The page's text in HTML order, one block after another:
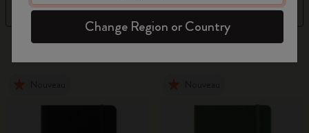
Filtre Prix décroissant
884 Produits
Créer un compte!
Change Region or Country